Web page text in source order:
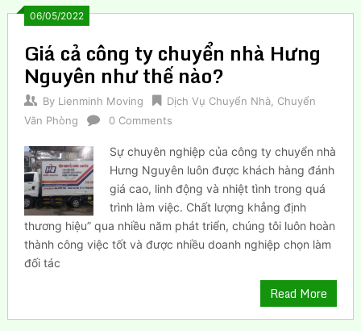
06/05/2022
Giá cả công ty chuyển nhà Hưng
Nguyên như thế nào?
By Lienminh Moving Dịch Vụ Chuyển Nhà, Chuyển
Văn Phòng
0 Comments
Sự chuyên nghiệp của công ty chuyển nhà
Hưng Nguyên luôn được khách hàng đánh
giá cao, linh động và nhiệt tình trong quá
trình làm việc. Chất lượng khẳng định
thương hiệu” qua nhiều năm phát triển, chúng tôi luôn hoàn
thành công việc tốt và được nhiều doanh nghiệp chọn làm
đối tác
Read More